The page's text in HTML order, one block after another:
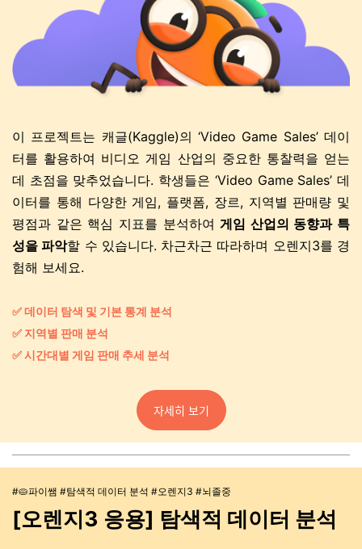
이 프로젝트는 캐글(Kaggle)의 ‘Video Game Sales’ 데이
터를 활용하여 비디오 게임 산업의 중요한 통찰력을 얻는
데 초점을 맞추었습니다. 학생들은 ‘Video Game Sales’ 데
이터를 통해 다양한 게임, 플랫폼, 장르, 지역별 판매량 및
평점과 같은 핵심 지표를 분석하여게임 산업의 동향과 특
성을 파악할 수 있습니다. 차근차근 따라하며 오렌지3를 경
험해 보세요.
✅ 데이터 탐색 및 기본 통계 분석
✅ 지역별 판매 분석
✅ 시간대별 게임 판매 추세 분석
자세히 보기
#🥧파이쌤 #탐색적 데이터 분석 #오렌지3 #뇌졸중
[오렌지3 응용] 탐색적 데이터 분석